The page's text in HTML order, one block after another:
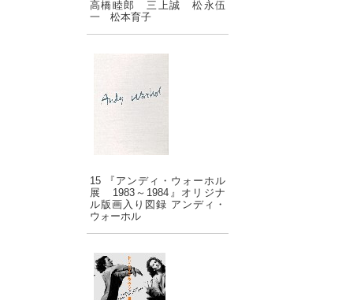
高橋睦郎 三上誠 松永伍
一 松本育子
15 『アンディ・ウォーホル
展 1983～1984』オリジナ
ル版画入り図録 アンディ・
ウォーホル